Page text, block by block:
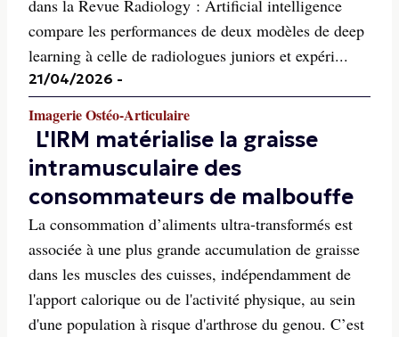
dans la Revue Radiology : Artificial intelligence
compare les performances de deux modèles de deep
learning à celle de radiologues juniors et expéri...
21/04/2026 -
Imagerie Ostéo-Articulaire
L'IRM matérialise la graisse
intramusculaire des
consommateurs de malbouffe
La consommation d’aliments ultra-transformés est
associée à une plus grande accumulation de graisse
dans les muscles des cuisses, indépendamment de
l'apport calorique ou de l'activité physique, au sein
d'une population à risque d'arthrose du genou. C’est